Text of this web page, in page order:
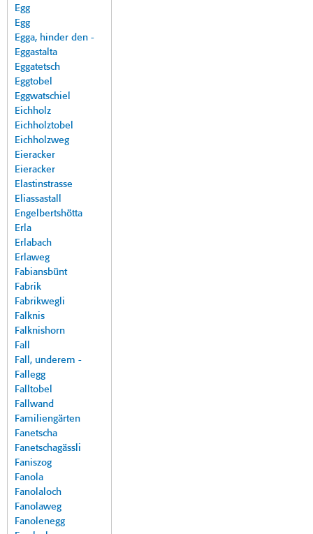
Egg
Egg
Egga, hinder den -
Eggastalta
Eggatetsch
Eggtobel
Eggwatschiel
Eichholz
Eichholztobel
Eichholzweg
Eieracker
Eieracker
Elastinstrasse
Eliassastall
Engelbertshötta
Erla
Erlabach
Erlaweg
Fabiansbünt
Fabrik
Fabrikwegli
Falknis
Falknishorn
Fall
Fall, underem -
Fallegg
Falltobel
Fallwand
Familiengärten
Fanetscha
Fanetschagässli
Faniszog
Fanola
Fanolaloch
Fanolaweg
Fanolenegg